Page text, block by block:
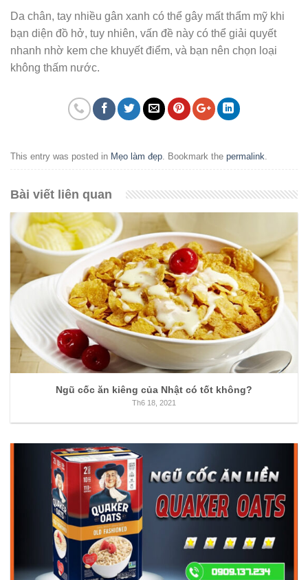
Da chân, tay nhiều gân xanh có thể gây mất thẩm mỹ khi
bạn diện đồ hở, tuy nhiên, vấn đề này có thể giải quyết
nhanh nhờ kem che khuyết điểm, và bạn nên chọn loại
không thấm nước.
This entry was posted in Mẹo làm đẹp. Bookmark the permalink.
Bài viết liên quan
Ngũ cốc ăn kiêng của Nhật có tốt không?
Th6 18, 2021